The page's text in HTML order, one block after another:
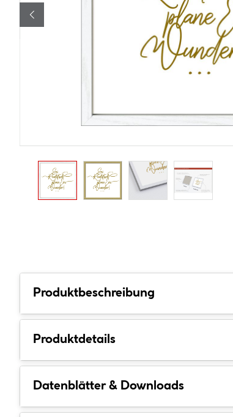
Produktbeschreibung
Produktdetails
Datenblätter & Downloads